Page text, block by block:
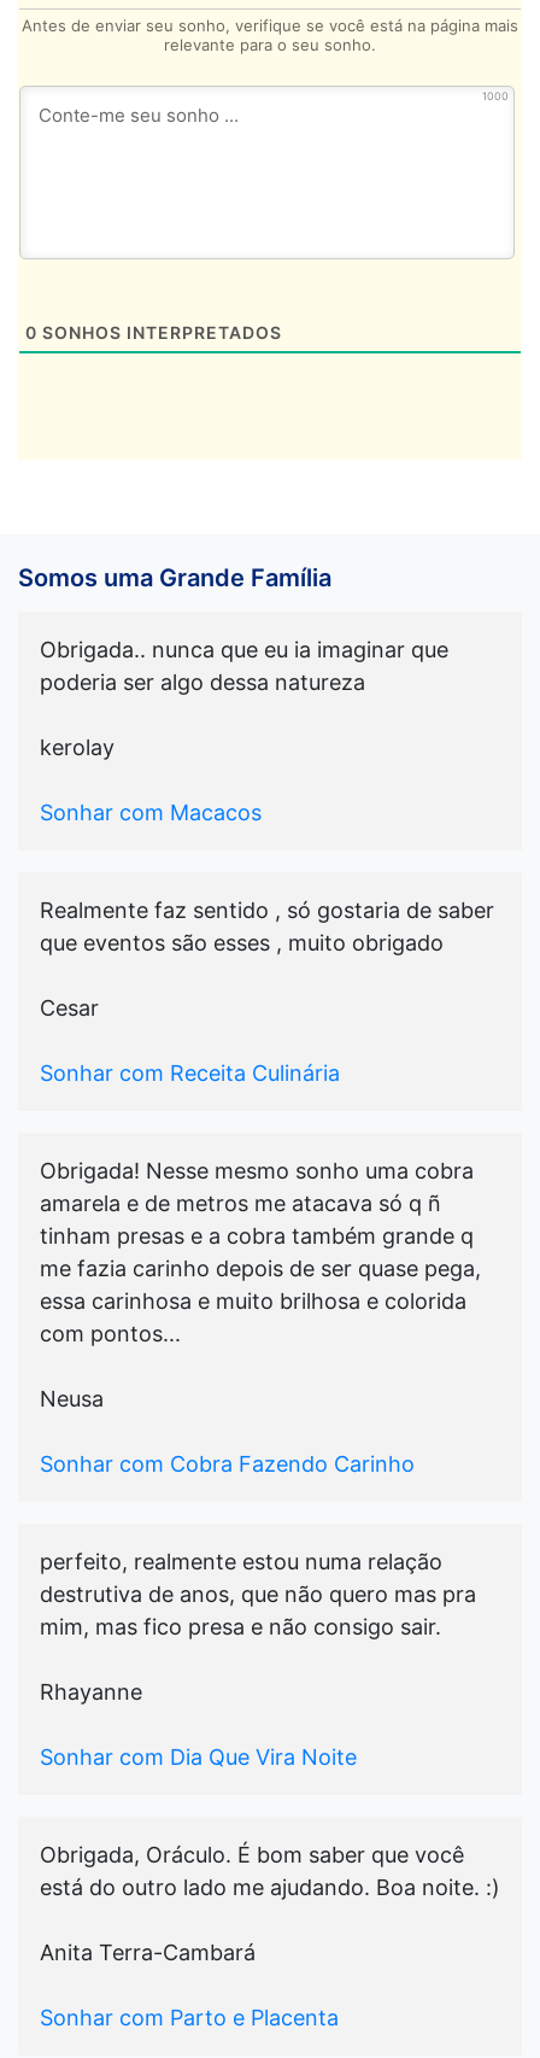
Antes de enviar seu sonho, verifique se você está na página mais
relevante para o seu sonho.
1000
0 SONHOS INTERPRETADOS
Somos uma Grande Família
Obrigada.. nunca que eu ia imaginar que
poderia ser algo dessa natureza
kerolay
Sonhar com Macacos
Realmente faz sentido , só gostaria de saber
que eventos são esses , muito obrigado
Cesar
Sonhar com Receita Culinária
Obrigada! Nesse mesmo sonho uma cobra
amarela e de metros me atacava só q ñ
tinham presas e a cobra também grande q
me fazia carinho depois de ser quase pega,
essa carinhosa e muito brilhosa e colorida
com pontos...
Neusa
Sonhar com Cobra Fazendo Carinho
perfeito, realmente estou numa relação
destrutiva de anos, que não quero mas pra
mim, mas fico presa e não consigo sair.
Rhayanne
Sonhar com Dia Que Vira Noite
Obrigada, Oráculo. É bom saber que você
está do outro lado me ajudando. Boa noite. :)
Anita Terra-Cambará
Sonhar com Parto e Placenta